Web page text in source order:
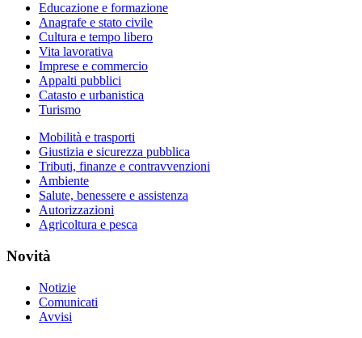
Educazione e formazione
Anagrafe e stato civile
Cultura e tempo libero
Vita lavorativa
Imprese e commercio
Appalti pubblici
Catasto e urbanistica
Turismo
Mobilità e trasporti
Giustizia e sicurezza pubblica
Tributi, finanze e contravvenzioni
Ambiente
Salute, benessere e assistenza
Autorizzazioni
Agricoltura e pesca
Novità
Notizie
Comunicati
Avvisi